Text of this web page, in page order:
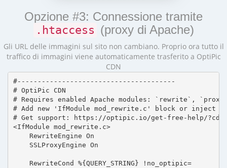
Opzione #3: Connessione tramite
.htaccess (proxy di Apache)
Gli URL delle immagini sul sito non cambiano. Proprio ora tutto il
traffico di immagini viene automaticamente trasferito a OptiPic
CDN
#---------------------------------------
# OptiPic CDN
# Requires enabled Apache modules: `rewrite`,
# Add new 'IfModule mod_rewrite.c' block or inject
# Get support: https://optipic.io/get-free-help/
<IfModule mod_rewrite.c>
    RewriteEngine On
    SSLProxyEngine On
    RewriteCond %{QUERY_STRING} !no_optipic=